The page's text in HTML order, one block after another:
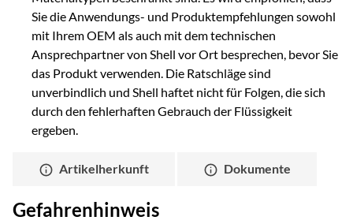
Sie die Anwendungs- und Produktempfehlungen sowohl
mit Ihrem OEM als auch mit dem technischen
Ansprechpartner von Shell vor Ort besprechen, bevor Sie
das Produkt verwenden. Die Ratschläge sind
unverbindlich und Shell haftet nicht für Folgen, die sich
durch den fehlerhaften Gebrauch der Flüssigkeit
ergeben.
Artikelherkunft Dokumente
Gefahrenhinweis